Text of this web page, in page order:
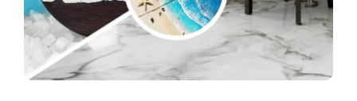
Utwardzanie: Przy 25 °C czas pracy ok. 30–40
minut, następnie pozostaw do utwardzenia.
Wyjmowanie i pielęgnacja formy: Po całkowitym
utwardzeniu delikatnie wyjmij model z formy.
Formy myj letnią wodą z delikatnym mydłem.